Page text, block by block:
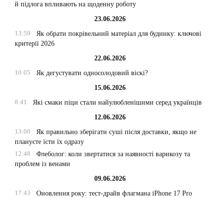
й підлога впливають на щоденну роботу
23.06.2026
13:59
Як обрати покрівельний матеріал для будинку: ключові
критерії 2026
22.06.2026
10:05
Як дегустувати односолодовий віскі?
15.06.2026
8:41
Які смаки піци стали найулюбленішими серед українців
12.06.2026
13:00
Як правильно зберігати суші після доставки, якщо не
плануєте їсти їх одразу
12:48
Флеболог: коли звертатися за наявності варикозу та
проблем із венами
09.06.2026
17:43
Оновлення року: тест-драйв флагмана iPhone 17 Pro